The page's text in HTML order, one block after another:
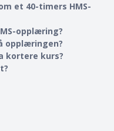
et 40-timers HMS-
opplæring?
opplæringen?
kortere kurs?